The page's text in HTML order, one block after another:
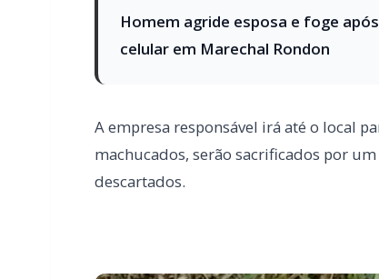
machucados, serão sacrificados por
descartados.